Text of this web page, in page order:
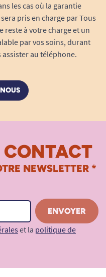
les cas où la garantie
pris en charge par Tous
à votre charge et un
par vos soins, durant
au téléphone.
CONTACT
NEWSLETTER *
et la politique de